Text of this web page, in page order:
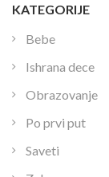
KATEGORIJE
Bebe
Ishrana dece
Obrazovanje
Po prvi put
Saveti